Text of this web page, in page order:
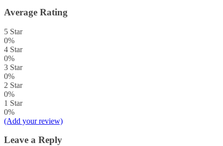
Average Rating
5 Star
0%
4 Star
0%
3 Star
0%
2 Star
0%
1 Star
0%
(Add your review)
Leave a Reply